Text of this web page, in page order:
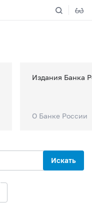
Издания Банка
О Банке России
Искать